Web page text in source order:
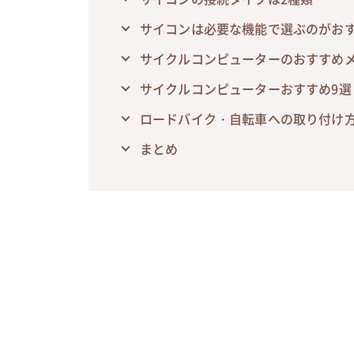
サイコンは必要な機能で選ぶのがお
サイクルコンピューターのおすすめ
サイクルコンピューターおすすめ9選
ロードバイク・自転車への取り付け
まとめ